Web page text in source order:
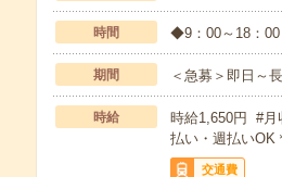
時間 ◆9：00～18：00
期間 ＜急募＞即日～
時給
時給1,650円 #月
払い・週払いOK
交通費